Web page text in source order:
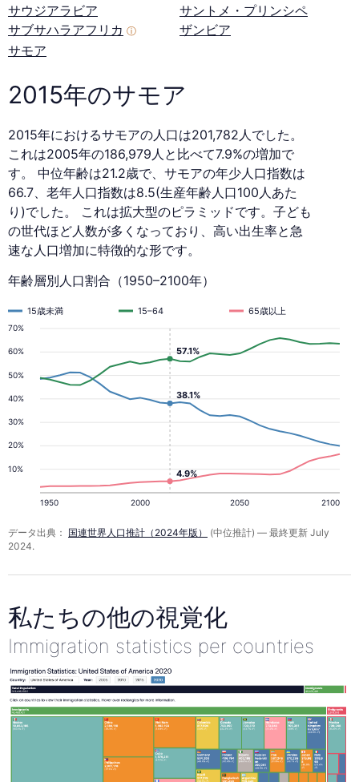
サウジアラビア
サブサハラアフリカ ⓘ
サモア
サントメ・プリンシペ
ザンビア
2015年のサモア
2015年におけるサモアの人口は201,782人でした。
これは2005年の186,979人と比べて7.9%の増加で
す。 中位年齢は21.2歳で、サモアの年少人口指数は
66.7、老年人口指数は8.5(生産年齢人口100人あた
り)でした。 これは拡大型のピラミッドです。子ども
の世代ほど人数が多くなっており、高い出生率と急
速な人口増加に特徴的な形です。
年齢層別人口割合（1950–2100年）
10%
20%
30%
40%
50%
60%
70%
1950 2000 2050 2100
15歳未満 15–64 65歳以上
38.1%
4.9%
57.1%
データ出典： 国連世界人口推計（2024年版）
(中位推計) — 最終更新 July
2024.
私たちの他の視覚化
Immigration statistics per countries